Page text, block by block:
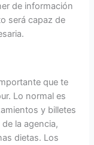
de información
será capaz de
que te
Lo normal es
y billetes
la agencia,
dietas. Los